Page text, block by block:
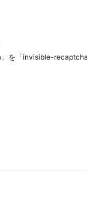
を「invisible-